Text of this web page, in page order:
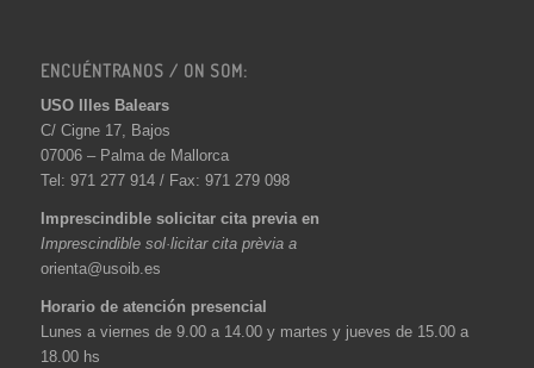
ENCUÉNTRANOS / ON SOM:
USO Illes Balears
C/ Cigne 17, Bajos
07006 – Palma de Mallorca
Tel: 971 277 914 / Fax: 971 279 098
Imprescindible solicitar cita previa en
Imprescindible sol·licitar cita prèvia a
orienta@usoib.es
Horario de atención presencial
Lunes a viernes de 9.00 a 14.00 y martes y jueves de 15.00 a
18.00 hs